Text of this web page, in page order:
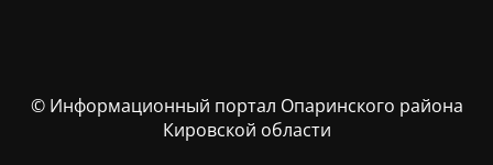
© Информационный портал Опаринского района
Кировской области